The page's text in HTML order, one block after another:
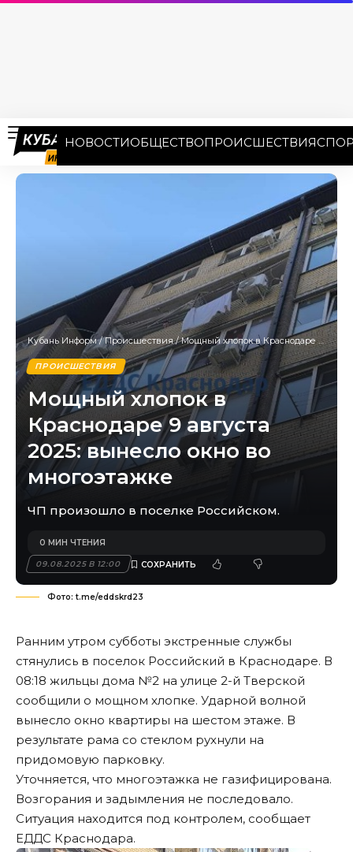
НОВОСТИОБЩЕСТВОПРОИСШЕСТВИЯ
Кубань Информ/Происшествия/Мощный хлопок в Краснодаре 9 августа 2025: вынесло окно во многоэтажке
ПРОИСШЕСТВИЯ
Мощный хлопок в
Краснодаре 9 августа
2025: вынесло окно во
многоэтажке
ЧП произошло в поселке Российском.
09.08.2025 В 12:00
0 МИН ЧТЕНИЯ
Фото: t.me/eddskrd23
Ранним утром субботы экстренные службы
стянулись в поселок Российский в Краснодаре. В
08:18 жильцы дома №2 на улице 2-й Тверской
сообщили о мощном хлопке. Ударной волной
вынесло окно квартиры на шестом этаже. В
результате рама со стеклом рухнули на
придомовую парковку.
Уточняется, что многоэтажка не газифицирована.
Возгорания и задымления не последовало.
Ситуация находится под контролем, сообщает
ЕДДС Краснодара.